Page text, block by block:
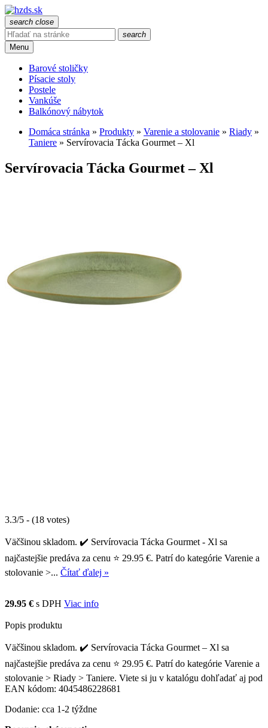
search close
search
Menu
Barové stoličky
Písacie stoly
Postele
Vankúše
Balkónový nábytok
Domáca stránka » Produkty » Varenie a stolovanie » Riady »
Taniere » Servírovacia Tácka Gourmet – Xl
Servírovacia Tácka Gourmet – Xl
3.3/5 - (18 votes)
Väčšinou skladom. ✔️ Servírovacia Tácka Gourmet - Xl sa
najčastejšie predáva za cenu ⭐ 29.95 €. Patrí do kategórie Varenie a
stolovanie >... Čítať ďalej »
29.95 € s DPH Viac info
Popis produktu
Väčšinou skladom. ✔️ Servírovacia Tácka Gourmet – Xl sa
najčastejšie predáva za cenu ⭐ 29.95 €. Patrí do kategórie Varenie a
stolovanie > Riady > Taniere. Viete si ju v katalógu dohľadať aj pod
EAN kódom: 4045486228681
Dodanie: cca 1-2 týždne